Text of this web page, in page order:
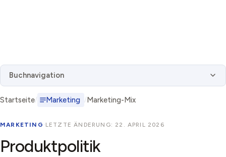
Buchnavigation
Startseite Marketing Marketing-Mix
MARKETING · LETZTE ÄNDERUNG: 22. APRIL 2026
Produktpolitik